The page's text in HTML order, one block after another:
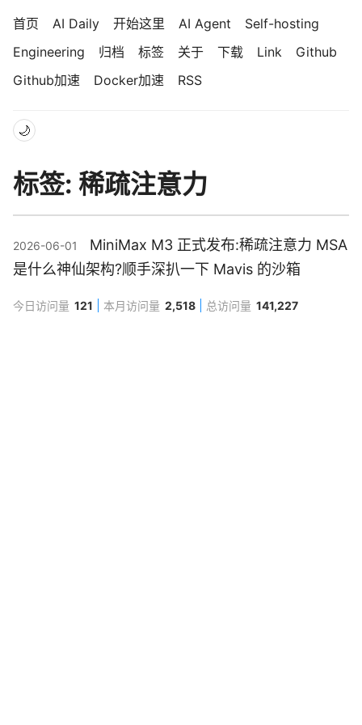
首页 AI Daily 开始这里 AI Agent
Self-hosting
Engineering
归档 标签 关于 下载 Link
Github
Github加速
Docker加速 RSS
🌙
标签: 稀疏注意力
2026-06-01
MiniMax M3 正式发布:稀疏注意力 MSA
是什么神仙架构?顺手深扒一下 Mavis 的沙箱
今日访问量 121 本月访问量 2,518 总访问量 141,227